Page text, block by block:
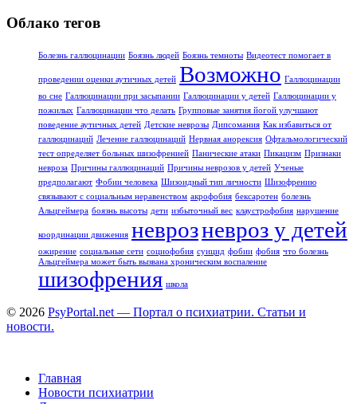
Облако тегов
Болезнь галлюцинации Боязнь людей Боязнь темноты Видеотест помогает в
проведении оценки аутичных детей Возможно Галлюцинации
во сне Галлюцинации при засыпании Галлюцинации у детей Галлюцинации у
пожилых Галлюцинации что делать Групповые занятия йогой улучшают
поведение аутичных детей Детские неврозы Дипсомания Как избавиться от
галлюцинаций Лечение галлюцинаций Нервная анорексия Офтальмологический
тест определяет больных шизофренией Панические атаки Пикацизм Признаки
невроза Причины галлюцинаций Причины неврозов у детей Ученые
предполагают Фобии человека Шизоидный тип личности Шизофрению
связывают с социальным неравенством акрофобия бексаротен болезнь
Альцгеймера боязнь высоты дети избыточный вес клаустрофобия нарушение
координации движения неврозневроз у детей
ожирение социальные сети социофобия суицид фобии фобия что болезнь
Альцгеймера может быть вызвана хроническим воспаление
шизофрения школа
© 2026 PsyPortal.net — Портал о психиатрии. Статьи и
новости.
Главная
Новости психиатрии